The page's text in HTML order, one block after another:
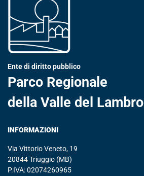
Ente di diritto pubblico
Parco Regionale
della Valle del Lambro
INFORMAZIONI
Via Vittorio Veneto, 19
20844 Triuggio (MB)
P.IVA: 02074260965